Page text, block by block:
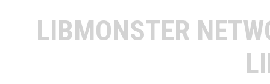
LIBMONSTER